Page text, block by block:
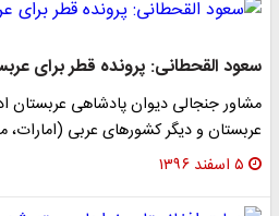
سعود القحطانی: پرونده قطر برای
مشاور جنجالی دیوان پادشاهی عربستان
عربستان و دیگر کشورهای عربی
۵ اسفند ۱۳۹۶